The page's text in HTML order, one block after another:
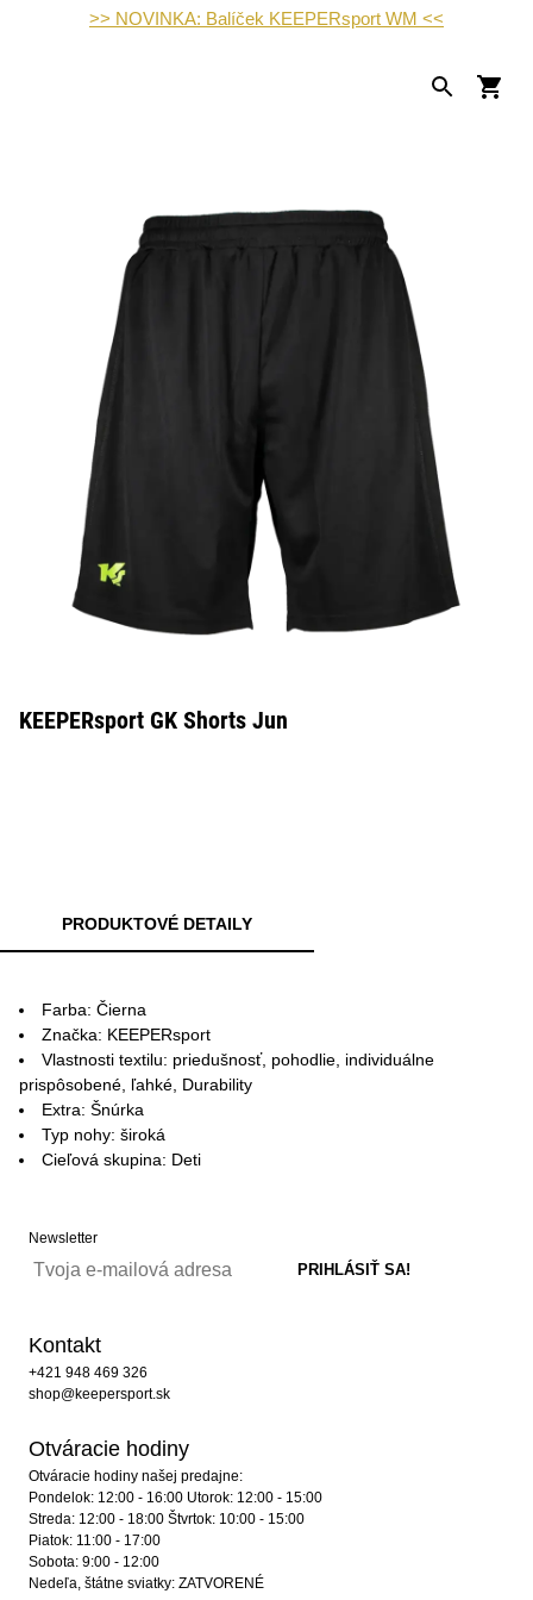
>> NOVINKA: Balíček KEEPERsport WM <<
KEEPERsport GK Shorts Jun
PRODUKTOVÉ DETAILY
Farba: Čierna
Značka: KEEPERsport
Vlastnosti textilu: priedušnosť, pohodlie, individuálne
prispôsobené, ľahké, Durability
Extra: Šnúrka
Typ nohy: široká
Cieľová skupina: Deti
Newsletter
Kontakt
+421 948 469 326
shop@keepersport.sk
Otváracie hodiny
Otváracie hodiny našej predajne:
Pondelok: 12:00 - 16:00 Utorok: 12:00 - 15:00
Streda: 12:00 - 18:00 Štvrtok: 10:00 - 15:00
Piatok: 11:00 - 17:00
Sobota: 9:00 - 12:00
Nedeľa, štátne sviatky: ZATVORENÉ